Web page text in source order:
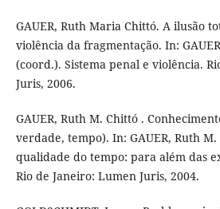
GAUER, Ruth Maria Chittó. A ilusão
violência da fragmentação. In:
(coord.). Sistema penal e violência.
Juris, 2006.
GAUER, Ruth M. Chittó .
verdade, tempo). In: GAUER, Ruth
qualidade do tempo: para além das
Rio de Janeiro: Lumen Juris, 2004.